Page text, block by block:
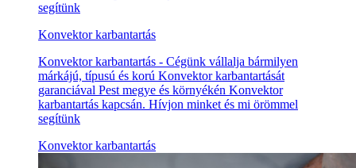
segítünk
Konvektor karbantartás
Konvektor karbantartás - Cégünk vállalja bármilyen
márkájú, típusú és korú Konvektor karbantartását
garanciával Pest megye és környékén Konvektor
karbantartás kapcsán. Hívjon minket és mi örömmel
segítünk
Konvektor karbantartás